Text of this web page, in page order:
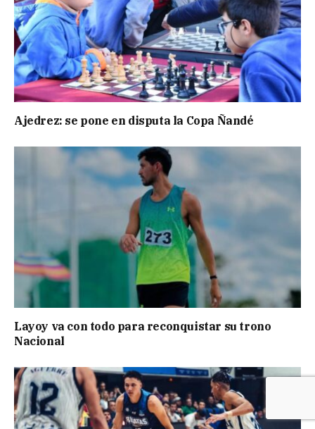
Ajedrez: se pone en disputa la Copa Ñandé
Layoy va con todo para reconquistar su trono
Nacional